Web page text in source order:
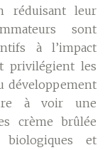
réduisant leur
sont
à l’impact
privilégient les
développement
à voir une
crème brûlée
biologiques et